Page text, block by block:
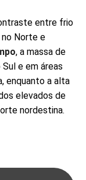
entre frio
Norte e
, a massa de
e em áreas
enquanto a alta
elevados de
nordestina.